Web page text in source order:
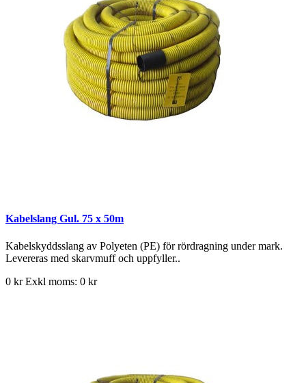
Kabelslang Gul. 75 x 50m
Kabelskyddsslang av Polyeten (PE) för rördragning under mark.
Levereras med skarvmuff och uppfyller..
0 krExkl moms: 0 kr